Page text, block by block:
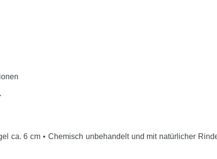
ca. 6 cm • Chemisch unbehandelt und mit natürlicher